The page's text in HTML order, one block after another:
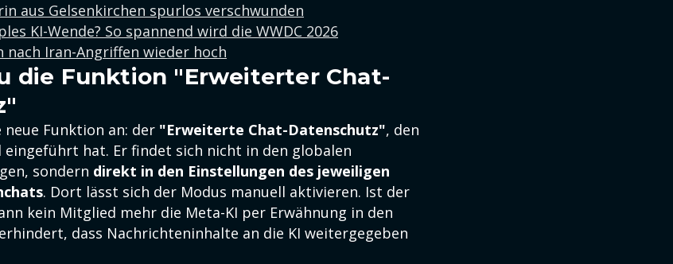
aus Gelsenkirchen spurlos verschwunden
KI-Wende? So spannend wird die WWDC 2026
nach Iran-Angriffen wieder hoch
die Funktion "Erweiterter Chat-
Funktion an: der "Erweiterte Chat-Datenschutz", den
hat. Er findet sich nicht in den globalen
sondern direkt in den Einstellungen des jeweiligen
. Dort lässt sich der Modus manuell aktivieren. Ist der
kein Mitglied mehr die Meta-KI per Erwähnung in den
dass Nachrichteninhalte an die KI weitergegeben